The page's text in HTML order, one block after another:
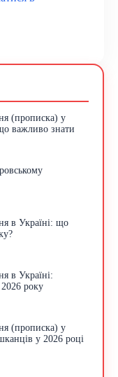
(прописка) у
важливо знати
в Україні: що
в Україні:
2026 року
(прописка) у
у 2026 році